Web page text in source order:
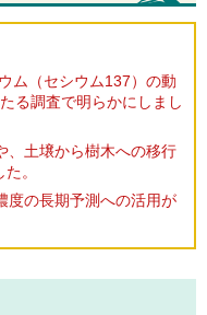
ム（セシウム137）の動
る調査で明らかにしまし
、土壌から樹木への移行
。
度の長期予測への活用が